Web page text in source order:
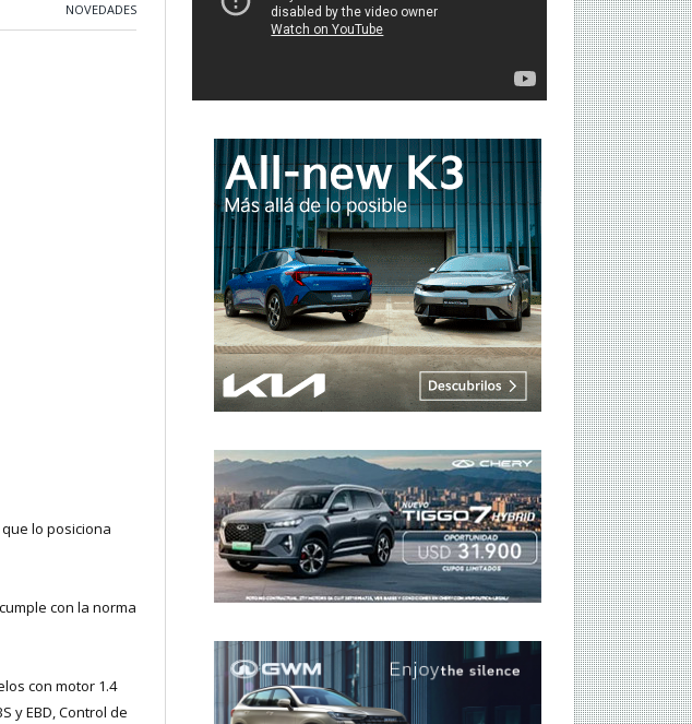
NOVEDADES
que lo posiciona
con la norma
con motor 1.4
y EBD, Control de